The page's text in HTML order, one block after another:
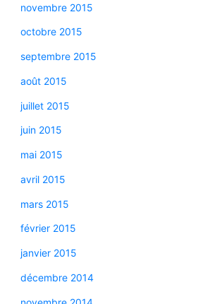
novembre 2015
octobre 2015
septembre 2015
août 2015
juillet 2015
juin 2015
mai 2015
avril 2015
mars 2015
février 2015
janvier 2015
décembre 2014